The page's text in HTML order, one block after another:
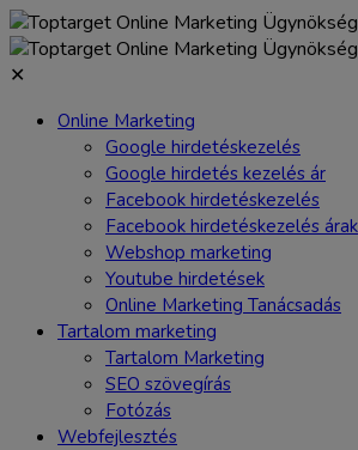
✕
Online Marketing
Google hirdetéskezelés
Google hirdetés kezelés ár
Facebook hirdetéskezelés
Facebook hirdetéskezelés árak
Webshop marketing
Youtube hirdetések
Online Marketing Tanácsadás
Tartalom marketing
Tartalom Marketing
SEO szövegírás
Fotózás
Webfejlesztés